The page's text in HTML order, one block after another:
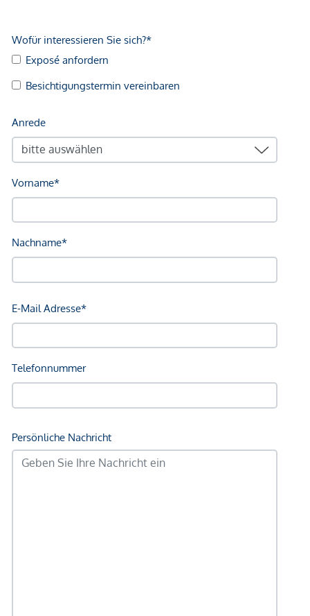
Kaufpreises zzgl. 20 % USt. Diese Provisionspflicht besteht
auch dann, wenn Sie die Ihnen überlassenen Informationen
Naheverhältnis zum Verkäufer. Wir weisen darauf hin, dass
wir als Doppelmakler tätig sind. Die Vertragserrichtung und
Treuhandabwicklung ist gebunden. Die Kosten betragen
Barauslagen und Beglaubigung
Der Vermittler ist als Doppelmakler tätig.
*Der Vertrag kommt nicht mit der INFINA Credit Broker
geltend zu machen. Wir weisen Sie darauf hin, dass die
unverbindliche Vorabinformationen sind und daher ohne
Gewähr erfolgen. Der Vermittler ist als Doppelmakler tätig.